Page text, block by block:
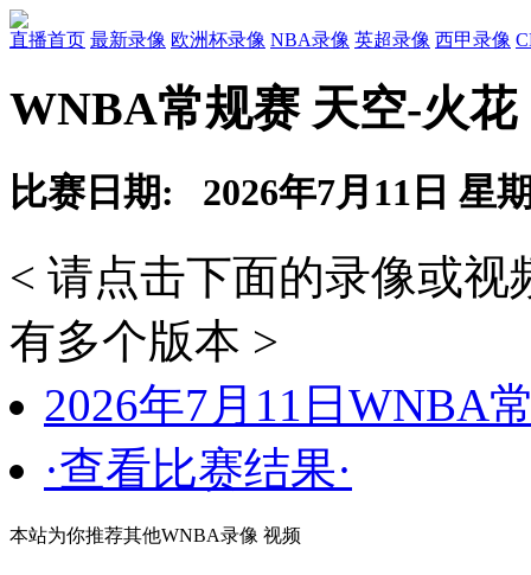
直播首页 最新录像 欧洲杯录像 NBA录像 英超录像 西甲录像
WNBA常规赛 天空-火花
比赛日期: 2026年7月11日 星
< 请点击下面的录像或
有多个版本 >
2026年7月11日WNBA
·查看比赛结果·
本站为你推荐其他WNBA录像 视频